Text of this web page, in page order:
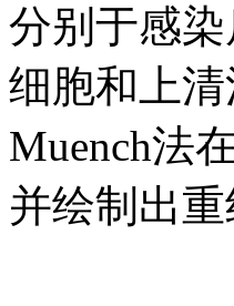
分别于感染
细胞和上
Muench法
并绘制出